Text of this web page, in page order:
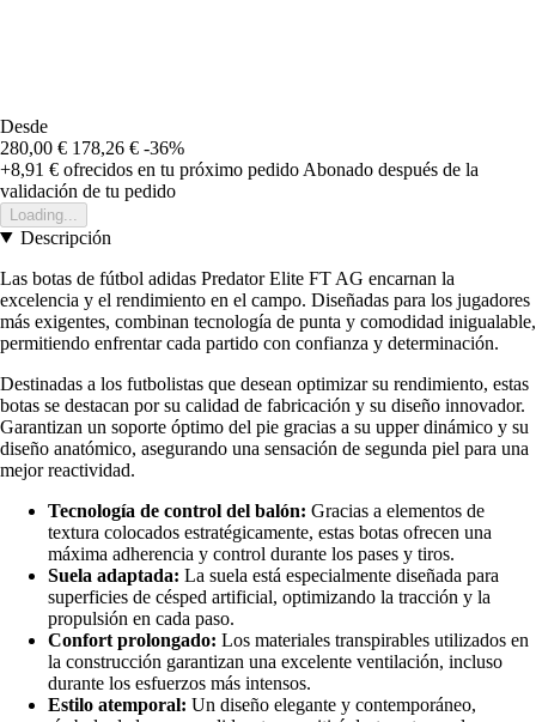
Desde
280,00 € 178,26 € -36%
+8,91 € ofrecidos en tu próximo pedido Abonado después de la
validación de tu pedido
Loading...
Descripción
Las botas de fútbol adidas Predator Elite FT AG encarnan la
excelencia y el rendimiento en el campo. Diseñadas para los jugadores
más exigentes, combinan tecnología de punta y comodidad inigualable,
permitiendo enfrentar cada partido con confianza y determinación.
Destinadas a los futbolistas que desean optimizar su rendimiento, estas
botas se destacan por su calidad de fabricación y su diseño innovador.
Garantizan un soporte óptimo del pie gracias a su upper dinámico y su
diseño anatómico, asegurando una sensación de segunda piel para una
mejor reactividad.
Tecnología de control del balón: Gracias a elementos de
textura colocados estratégicamente, estas botas ofrecen una
máxima adherencia y control durante los pases y tiros.
Suela adaptada: La suela está especialmente diseñada para
superficies de césped artificial, optimizando la tracción y la
propulsión en cada paso.
Confort prolongado: Los materiales transpirables utilizados en
la construcción garantizan una excelente ventilación, incluso
durante los esfuerzos más intensos.
Estilo atemporal: Un diseño elegante y contemporáneo,